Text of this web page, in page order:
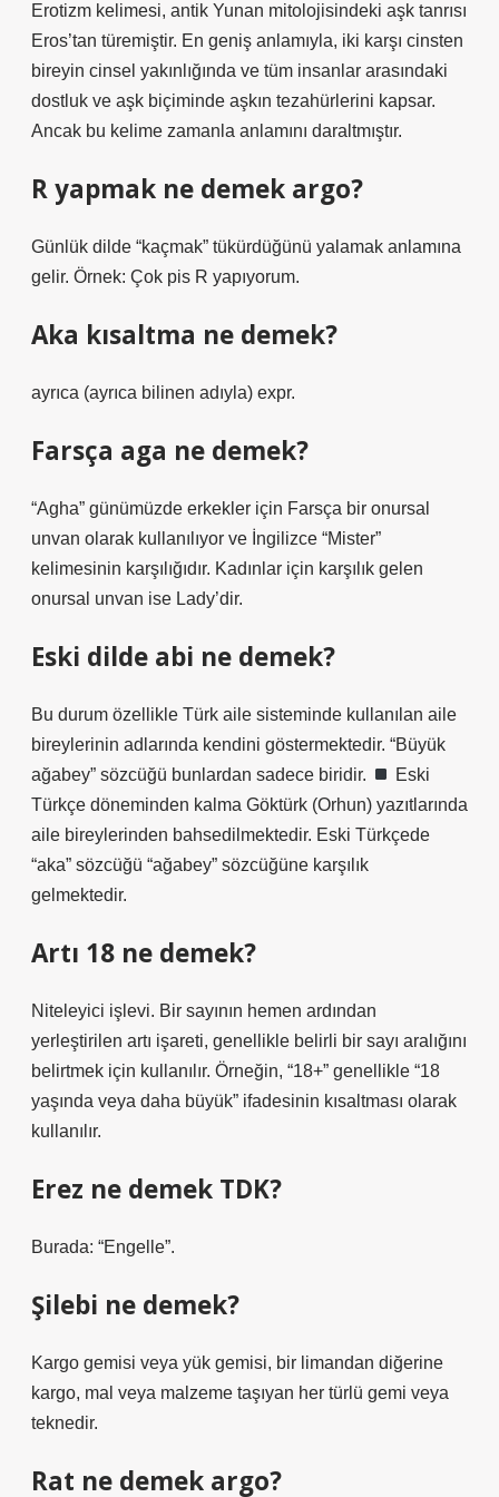
Erotizm kelimesi, antik Yunan mitolojisindeki aşk tanrısı
Eros’tan türemiştir. En geniş anlamıyla, iki karşı cinsten
bireyin cinsel yakınlığında ve tüm insanlar arasındaki
dostluk ve aşk biçiminde aşkın tezahürlerini kapsar.
Ancak bu kelime zamanla anlamını daraltmıştır.
R yapmak ne demek argo?
Günlük dilde “kaçmak” tükürdüğünü yalamak anlamına
gelir. Örnek: Çok pis R yapıyorum.
Aka kısaltma ne demek?
ayrıca (ayrıca bilinen adıyla) expr.
Farsça aga ne demek?
“Agha” günümüzde erkekler için Farsça bir onursal
unvan olarak kullanılıyor ve İngilizce “Mister”
kelimesinin karşılığıdır. Kadınlar için karşılık gelen
onursal unvan ise Lady’dir.
Eski dilde abi ne demek?
Bu durum özellikle Türk aile sisteminde kullanılan aile
bireylerinin adlarında kendini göstermektedir. “Büyük
ağabey” sözcüğü bunlardan sadece biridir.
Eski
Türkçe döneminden kalma Göktürk (Orhun) yazıtlarında
aile bireylerinden bahsedilmektedir. Eski Türkçede
“aka” sözcüğü “ağabey” sözcüğüne karşılık
gelmektedir.
Artı 18 ne demek?
Niteleyici işlevi. Bir sayının hemen ardından
yerleştirilen artı işareti, genellikle belirli bir sayı aralığını
belirtmek için kullanılır. Örneğin, “18+” genellikle “18
yaşında veya daha büyük” ifadesinin kısaltması olarak
kullanılır.
Erez ne demek TDK?
Burada: “Engelle”.
Şilebi ne demek?
Kargo gemisi veya yük gemisi, bir limandan diğerine
kargo, mal veya malzeme taşıyan her türlü gemi veya
teknedir.
Rat ne demek argo?